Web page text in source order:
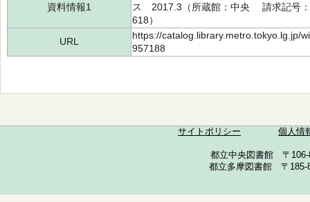
資料情報1
ス 2017.3（所蔵館：中央 請求記号
618）
URL
https://catalog.library.metro.tokyo.lg.jp/
957188
サイトポリシー 個人情
都立中央図書館 〒
都立多摩図書館 〒185-